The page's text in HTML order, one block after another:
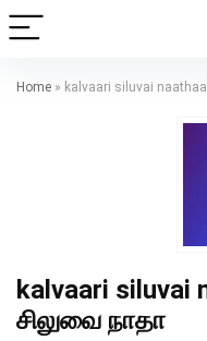
Home » kalvaari siluvai naathaa
kalvaari siluvai
சிலுவை நாதா